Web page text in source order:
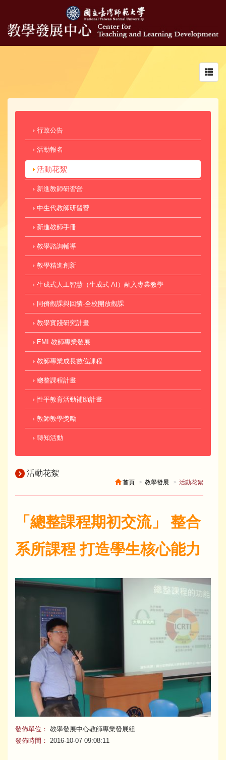
行政公告
活動報名
活動花絮
新進教師研習營
中生代教師研習營
新進教師手冊
教學諮詢輔導
教學精進創新
生成式人工智慧（生成式 AI）融入專業教學
同儕觀課與回饋-全校開放觀課
教學實踐研究計畫
EMI 教師專業發展
教師專業成長數位課程
總整課程計畫
性平教育活動補助計畫
教師教學獎勵
轉知活動
活動花絮
首頁 教學發展 活動花絮
「總整課程期初交流」 整合
系所課程 打造學生核心能力
發佈單位： 教學發展中心教師專業發展組
發佈時間：
2016-10-07 09:08:11